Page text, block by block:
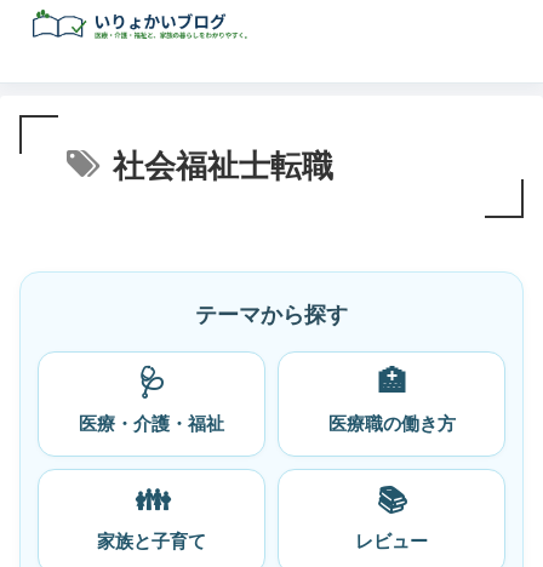
社会福祉士転職
テーマから探す
🩺
医療・介護・福祉
🏥
医療職の働き方
👪
家族と子育て
📚
レビュー